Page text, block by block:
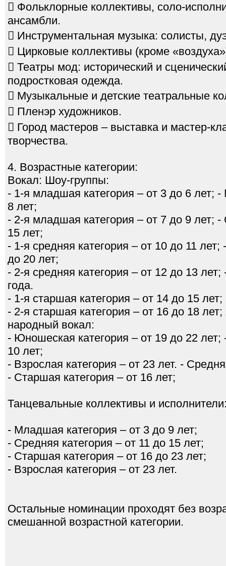
 Фольклорные коллективы, соло-
ансамбли.
 Инструментальная музыка: солисты,
 Цирковые коллективы (кроме
 Театры мод: исторический и
подростковая одежда.
 Музыкальные и детские театральные
 Пленэр художников.
 Город мастеров – выставка и мастер-
творчества.
4. Возрастные категории:
Вокал: Шоу-группы:
- 1-я младшая категория – от 3 до 6 лет;
8 лет;
- 2-я младшая категория – от 7 до 9 лет; -
15 лет;
- 1-я средняя категория – от 10 до 11
до 20 лет;
- 2-я средняя категория – от 12 до 13
года.
- 1-я старшая категория – от 14 до 15 лет;
- 2-я старшая категория – от 16 до 18
народный вокал:
- Юношеская категория – от 19 до 22
10 лет;
- Взрослая категория – от 23 лет. -
- Старшая категория – от 16 лет;
Танцевальные коллективы и
- Младшая категория – от 3 до 9 лет;
- Средняя категория – от 11 до 15 лет;
- Старшая категория – от 16 до 23 лет;
- Взрослая категория – от 23 лет.
Остальные номинации проходят без
смешанной возрастной категории.